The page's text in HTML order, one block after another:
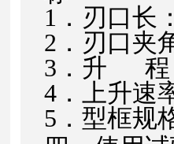
1．刃口长
2．刃口夹
3．升 程
4．上升速
5．型框规